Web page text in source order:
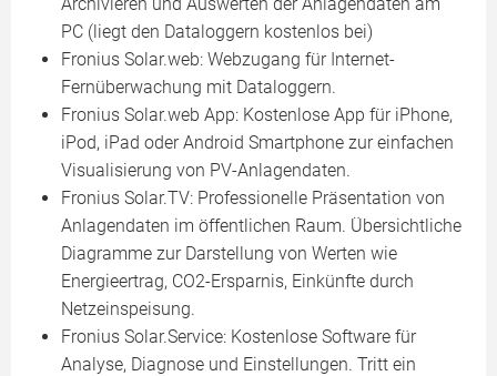
PC (liegt den Dataloggern kostenlos bei)
Fronius Solar.web: Webzugang für Internet-
Fernüberwachung mit Dataloggern.
Fronius Solar.web App: Kostenlose App für iPhone,
iPod, iPad oder Android Smartphone zur einfachen
Visualisierung von PV-Anlagendaten.
Fronius Solar.TV: Professionelle Präsentation von
Anlagendaten im öffentlichen Raum. Übersichtliche
Diagramme zur Darstellung von Werten wie
Energieertrag, CO2-Ersparnis, Einkünfte durch
Netzeinspeisung.
Fronius Solar.Service: Kostenlose Software für
Analyse, Diagnose und Einstellungen. Tritt ein